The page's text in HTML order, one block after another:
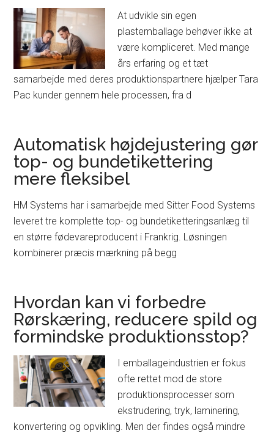
At udvikle sin egen
plastemballage behøver ikke at
være kompliceret. Med mange
års erfaring og et tæt
samarbejde med deres produktionspartnere hjælper Tara
Pac kunder gennem hele processen, fra d
Automatisk højdejustering gør
top- og bundetikettering
mere fleksibel
HM Systems har i samarbejde med Sitter Food Systems
leveret tre komplette top- og bundetiketteringsanlæg til
en større fødevareproducent i Frankrig. Løsningen
kombinerer præcis mærkning på begg
Hvordan kan vi forbedre
Rørskæring, reducere spild og
formindske produktionsstop?
I emballageindustrien er fokus
ofte rettet mod de store
produktionsprocesser som
ekstrudering, tryk, laminering,
konvertering og opvikling. Men der findes også mindre